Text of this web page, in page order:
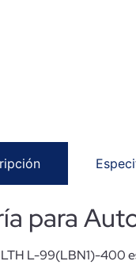
para
L-99(LBN1)-400